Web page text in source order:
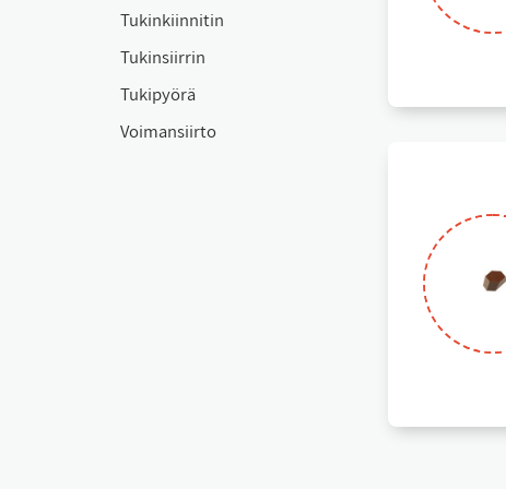
Tu­kin­kiin­ni­tin
Tu­kin­siir­rin
Tu­ki­pyö­rä
Voi­man­siir­to